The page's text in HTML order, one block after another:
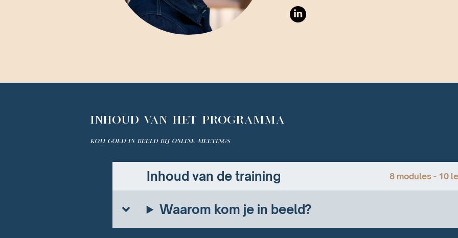
INHOUD VAN HET PROGRAMMA
Kom goed in beeld bij online meetings
Inhoud van de training 8 modules - 10
Waarom kom je in beeld?